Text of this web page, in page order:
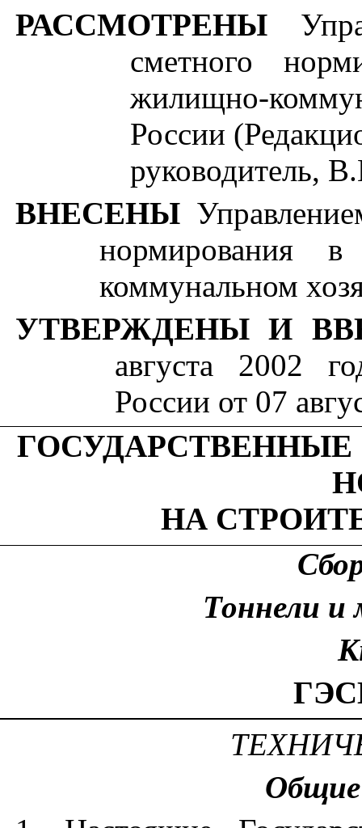
РАССМОТРЕНЫ
сметного
жилищно-
России
руководитель, В
ВНЕСЕНЫ
нормирования
коммунальном
УТВЕРЖДЕНЫ И
августа 2002
России от 07
НА
Тоннели